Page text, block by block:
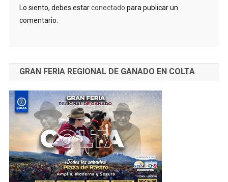
Lo siento, debes estarconectado para publicar un
comentario.
GRAN FERIA REGIONAL DE GANADO EN COLTA